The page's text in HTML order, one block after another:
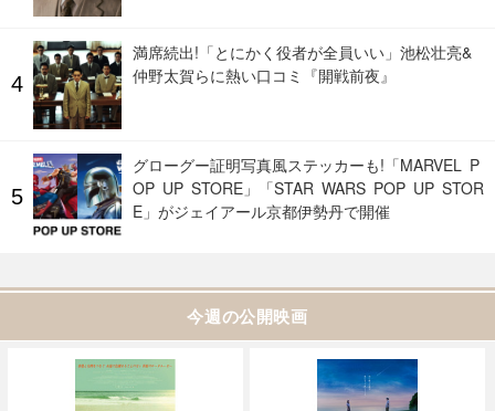
満席続出!「とにかく役者が全員いい」池松壮亮&
仲野太賀らに熱い口コミ『開戦前夜』
グローグー証明写真風ステッカーも!「MARVEL P
OP UP STORE」「STAR WARS POP UP STOR
E」がジェイアール京都伊勢丹で開催
今週の公開映画